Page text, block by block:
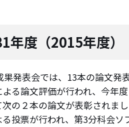
年度（2015年度）
果発表会では、13本の論文発
よる論文評価が行われ、今年
の２本の論文が表彰されま
投票が行われ、第3分科会